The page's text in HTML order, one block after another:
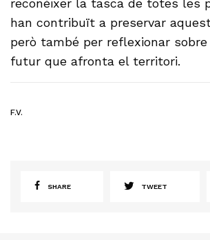
reconèixer la tasca de totes les
han contribuït a preservar
però també per reflexionar
futur que afronta el territori.
F.V.
SHARE TWEET